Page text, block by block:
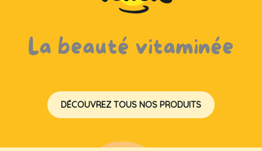
GEL DOUCHE ALOE VERA
La beauté vitaminée
DÉCOUVREZ TOUS NOS PRODUITS